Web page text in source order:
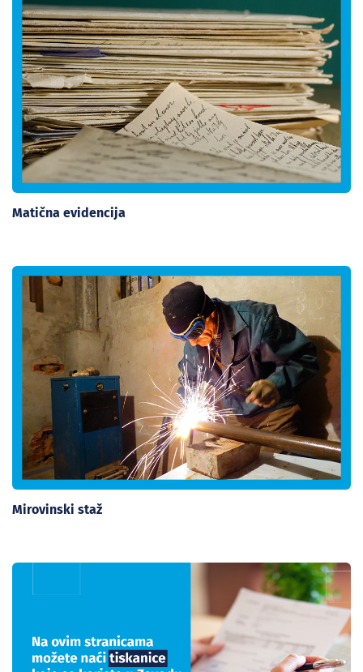
Matična evidencija
Mirovinski staž